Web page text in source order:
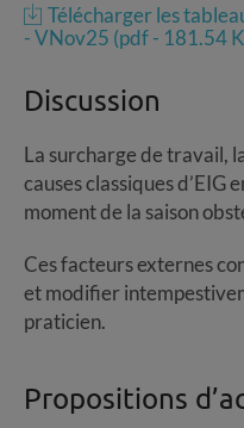
Télécharger les
- VNov25 (pdf - 181.54
Discussion
La surcharge de travail,
causes classiques d’EIG
moment de la saison
Ces facteurs externes
et modifier
praticien.
Propositions